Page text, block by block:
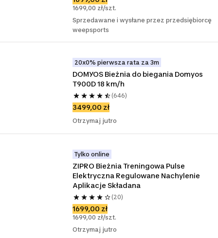
1699,00 zł/szt.
Sprzedawane i wysłane przez przedsiębiorcę
weepsports
20x0% pierwsza rata za 3m
DOMYOS Bieżnia do biegania Domyos
T900D 18 km/h
(646)
3499,00 zł
Otrzymaj jutro
Tylko online
ZIPRO Bieżnia Treningowa Pulse
Elektryczna Regulowane Nachylenie
Aplikacje Składana
(20)
1699,00 zł
1699,00 zł/szt.
Otrzymaj jutro